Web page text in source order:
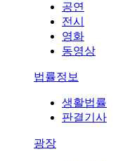
공연
전시
영화
동영상
법률정보
생활법률
판결기사
광장